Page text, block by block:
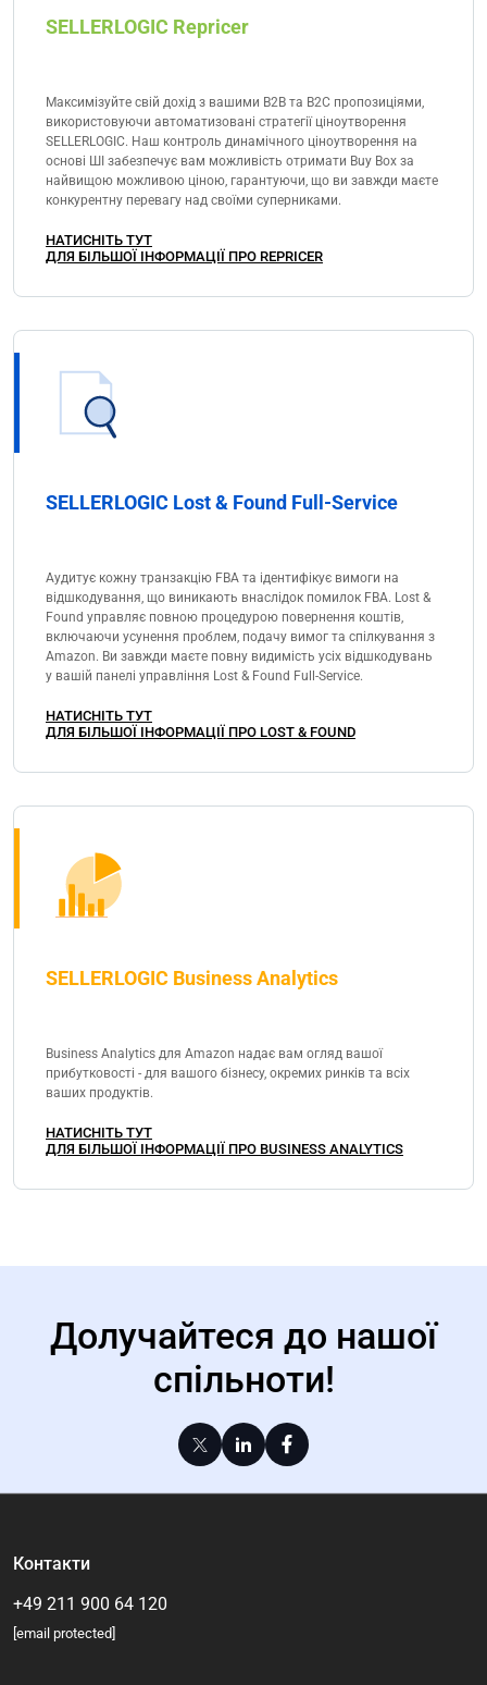
SELLERLOGIC Repricer
Максимізуйте свій дохід з вашими B2B та B2C пропозиціями,
використовуючи автоматизовані стратегії ціноутворення
SELLERLOGIC. Наш контроль динамічного ціноутворення на
основі ШІ забезпечує вам можливість отримати Buy Box за
найвищою можливою ціною, гарантуючи, що ви завжди маєте
конкурентну перевагу над своїми суперниками.
НАТИСНІТЬ ТУТ
ДЛЯ БІЛЬШОЇ ІНФОРМАЦІЇ ПРО REPRICER
SELLERLOGIC Lost & Found Full-Service
Аудитує кожну транзакцію FBA та ідентифікує вимоги на
відшкодування, що виникають внаслідок помилок FBA. Lost &
Found управляє повною процедурою повернення коштів,
включаючи усунення проблем, подачу вимог та спілкування з
Amazon. Ви завжди маєте повну видимість усіх відшкодувань
у вашій панелі управління Lost & Found Full-Service.
НАТИСНІТЬ ТУТ
ДЛЯ БІЛЬШОЇ ІНФОРМАЦІЇ ПРО LOST & FOUND
SELLERLOGIC Business Analytics
Business Analytics для Amazon надає вам огляд вашої
прибутковості - для вашого бізнесу, окремих ринків та всіх
ваших продуктів.
НАТИСНІТЬ ТУТ
ДЛЯ БІЛЬШОЇ ІНФОРМАЦІЇ ПРО BUSINESS ANALYTICS
Долучайтеся до нашої
спільноти!
Контакти
+49 211 900 64 120
[email protected]